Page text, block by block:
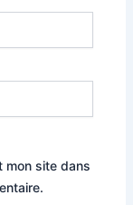
mon site dans